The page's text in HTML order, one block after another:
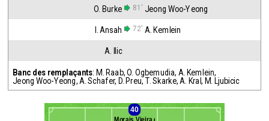
O. Burke 81' Jeong Woo-Yeong
I. Ansah 72' A. Kemlein
A. Ilic
Banc des remplaçants: M. Raab,O. Ogbemudia, A. Kemlein,
Jeong Woo-Yeong, A. Schafer, D. Preu, T. Skarke, A. Kral, M. Ljubicic